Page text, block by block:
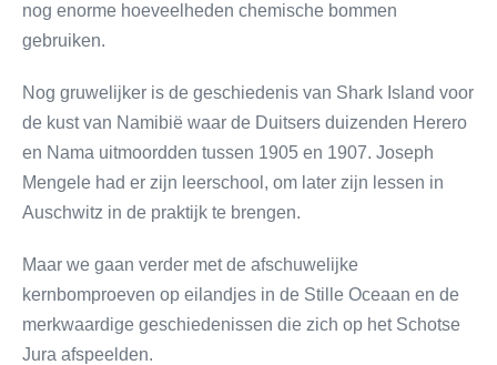
nog enorme hoeveelheden chemische bommen
gebruiken.
Nog gruwelijker is de geschiedenis van Shark Island voor
de kust van Namibië waar de Duitsers duizenden Herero
en Nama uitmoordden tussen 1905 en 1907. Joseph
Mengele had er zijn leerschool, om later zijn lessen in
Auschwitz in de praktijk te brengen.
Maar we gaan verder met de afschuwelijke
kernbomproeven op eilandjes in de Stille Oceaan en de
merkwaardige geschiedenissen die zich op het Schotse
Jura afspeelden.